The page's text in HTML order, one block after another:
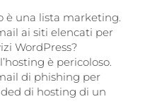
è una lista marketing.
ai siti elencati per
WordPress?
è pericoloso.
di phishing per
di hosting di un